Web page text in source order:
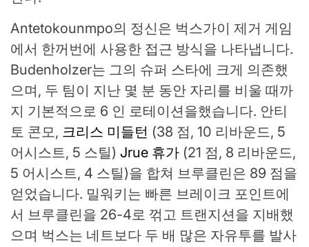
Antetokounmpo의 정신은 벅스가이 제거 게임
에서 한꺼번에 사용한 접근 방식을 나타냅니다.
Budenholzer는 그의 슈퍼 스타에 크게 의존했
으며, 두 팀이 지난 몇 분 동안 자리를 비울 때까
지 기본적으로 6 인 로테이션을했습니다. 안티
토 콘모, 크리스 미들턴 (38 점, 10 리바운드, 5
어시스트, 5 스틸) Jrue 휴가 (21 점, 8 리바운드,
5 어시스트, 4 스틸)을 합쳐 브루클린은 89 점을
얻었습니다. 밀워키는 빠른 브레이크 포인트에
서 브루클린을 26-4로 꺾고 트랜지션을 지배했
으며 벅스는 네트보다 두 배 많은 자유투를 발사